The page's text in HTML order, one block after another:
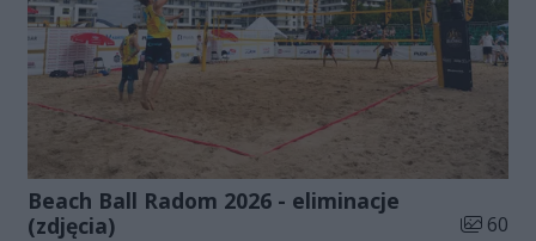
Beach Ball Radom 2026 - eliminacje
(zdjęcia)
Liczba
60